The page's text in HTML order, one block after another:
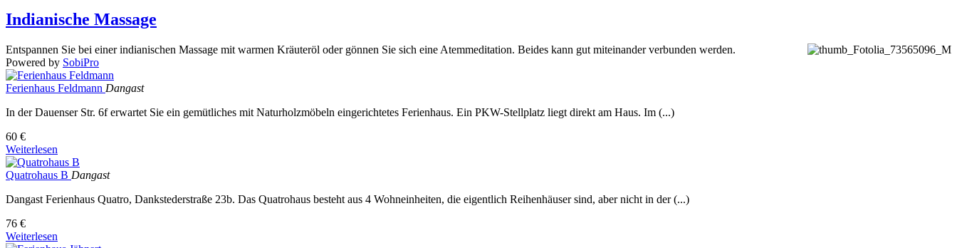
Indianische Massage
Entspannen Sie bei einer indianischen Massage mit warmen Kräuteröl oder gönnen Sie sich eine Atemmeditation. Beides kann gut miteinander verbunden werden.
Powered by SobiPro
Ferienhaus Feldmann Dangast
In der Dauenser Str. 6f erwartet Sie ein gemütliches mit Naturholzmöbeln eingerichtetes Ferienhaus. Ein PKW-Stellplatz liegt direkt am Haus. Im (...)
60 €
Weiterlesen
Quatrohaus B Dangast
Dangast Ferienhaus Quatro, Dankstederstraße 23b. Das Quatrohaus besteht aus 4 Wohneinheiten, die eigentlich Reihenhäuser sind, aber nicht in der (...)
76 €
Weiterlesen